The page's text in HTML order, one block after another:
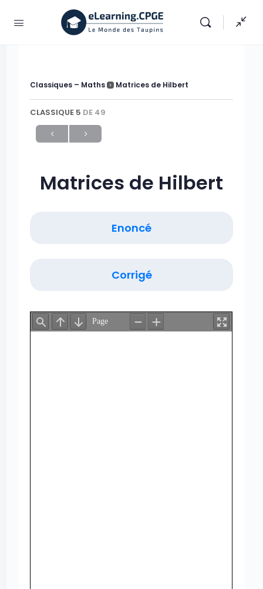
Classiques – Maths Matrices de Hilbert
CLASSIQUE 5 DE 49
Matrices de Hilbert
Enoncé
Corrigé